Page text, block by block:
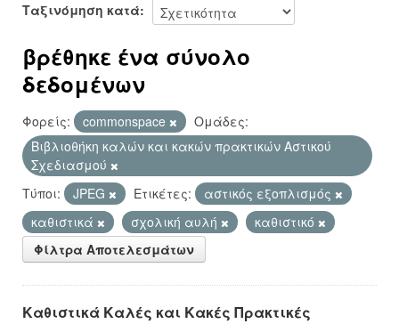
Ταξινόμηση κατά
βρέθηκε ένα σύνολο
δεδομένων
Φορείς: commonspace
Ομάδες:
Βιβλιοθήκη καλών και κακών πρακτικών Αστικού
Σχεδιασμού
Τύποι:
JPEG Ετικέτες:
αστικός εξοπλισμός
καθιστικά
σχολική αυλή
καθιστικό
Φίλτρα Αποτελεσμάτων
Καθιστικά Καλές και Κακές Πρακτικές